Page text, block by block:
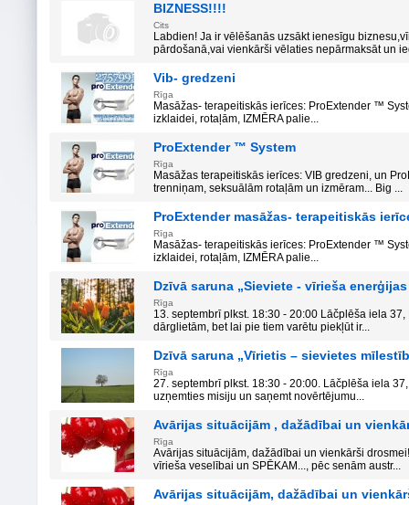
BIZNESS!!!!
Cits
Labdien! Ja ir vēlēšanās uzsākt ienesīgu
pārdošanā,vai vienkārši vēlaties nepārmaksāt un
Vib- gredzeni
Rīga
Masāžas- terapeitiskās ierīces: ProExtender ™
izklaidei, rotaļām, IZMĒRA palie...
ProExtender ™ System
Rīga
Masāžas terapeitiskās ierīces: VIB gredzeni, un
trenniņam, seksuālām rotaļām un izmēram... Big ...
ProExtender masāžas- terapeitiskās
Rīga
Masāžas- terapeitiskās ierīces: ProExtender ™
izklaidei, rotaļām, IZMĒRA palie...
Dzīvā saruna „Sieviete - vīrieša
Rīga
13. septembrī plkst. 18:30 - 20:00 Lāčplēša iela
dārglietām, bet lai pie tiem varētu piekļūt ir...
Dzīvā saruna „Vīrietis – sievietes
Rīga
27. septembrī plkst. 18:30 - 20:00. Lāčplēša iela
uzņemties misiju un saņemt novērtējumu...
Avārijas situācijām , dažādībai un
Rīga
Avārijas situācijām, dažādībai un vienkārši
vīrieša veselībai un SPĒKAM..., pēc senām austr...
Avārijas situācijām, dažādībai un